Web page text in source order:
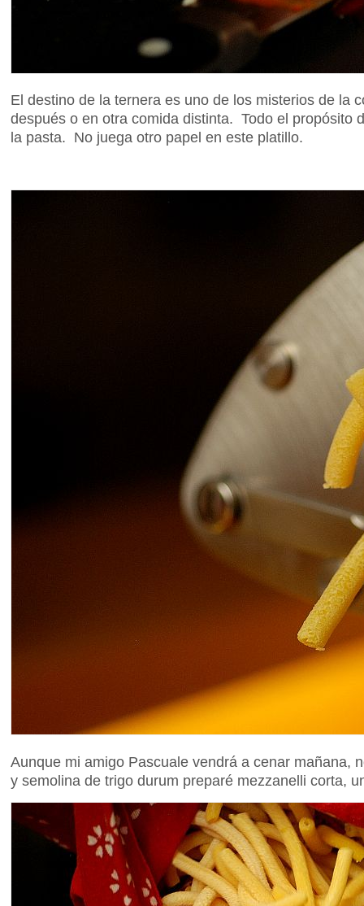
El destino de la ternera es uno de los misterios de
después o en otra comida distinta. Todo el propósito
la pasta. No juega otro papel en este platillo.
Aunque mi amigo Pascuale vendrá a cenar mañana,
y semolina de trigo durum preparé mezzanelli corta,